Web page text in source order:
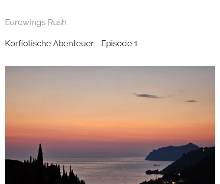
Eurowings Rush
Korfiotische Abenteuer - Episode 1